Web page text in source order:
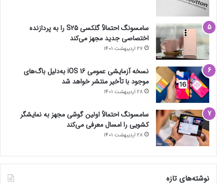
سامسونگ احتمالاً گلکسی S25 را به پردازنده
اختصاصی جدید مجهز می‌کند
27 اردیبهشت 1401
نسخه آزمایشی عمومی iOS 16 به‌دلیل باگ‌های
موجود با تأخیر منتشر خواهد شد
28 اردیبهشت 1401
سامسونگ احتمالاً اولین گوشی مجهز به نمایشگر
کشویی را امسال معرفی می‌کند
28 اردیبهشت 1401
نوشته‌های تازه